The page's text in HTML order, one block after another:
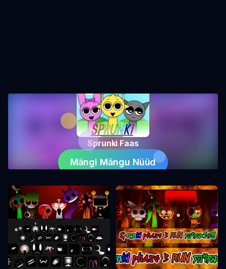
Sprunki Faas
Mängi Mängu Nüüd
Sprunki Faas 10 Sprunki Faas 3